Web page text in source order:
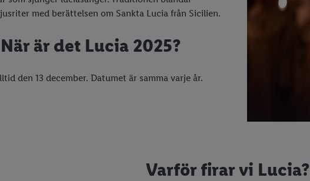
med berättelsen om Sankta Lucia från Sicilien.
När är det Lucia 2025?
den 13 december. Datumet är samma varje år.
Varför firar vi Lucia?